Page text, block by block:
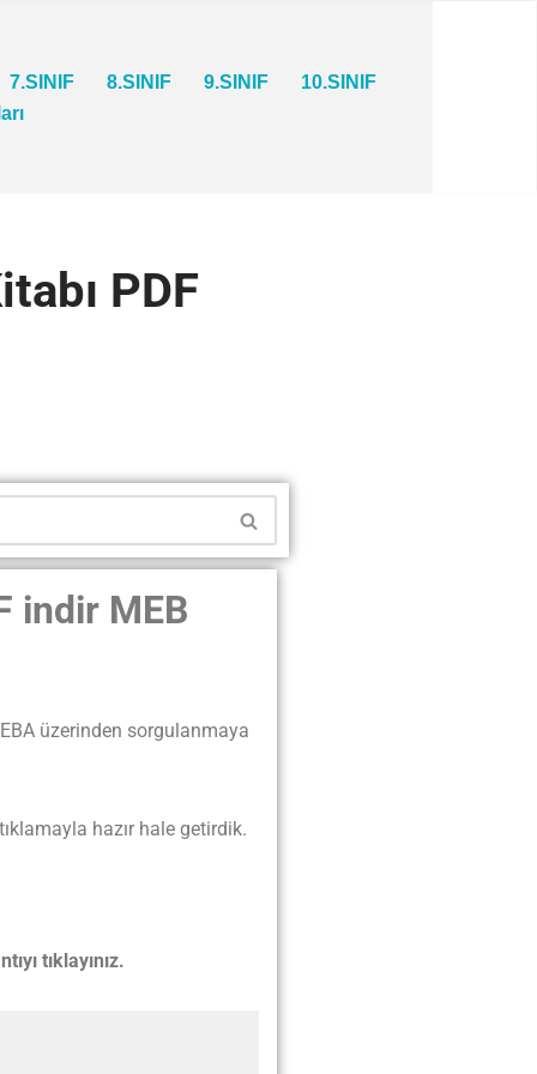
7.SINIF 8.SINIF 9.SINIF
10.SINIF
PDF
indir MEB
üzerinden sorgulanmaya
hazır hale getirdik.
tıklayınız.